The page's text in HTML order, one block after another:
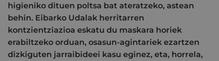
higieniko dituen poltsa bat ateratzeko, astean
behin. Eibarko Udalak herritarren
kontzientziazioa eskatu du maskara horiek
erabiltzeko orduan, osasun-agintariek ezartzen
dizkiguten jarraibideei kasu eginez, eta, horrela,